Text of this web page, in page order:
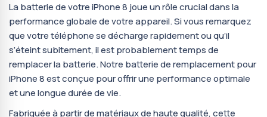
La batterie de votre iPhone 8 joue un rôle crucial dans la
performance globale de votre appareil. Si vous remarquez
que votre téléphone se décharge rapidement ou qu’il
s’éteint subitement, il est probablement temps de
remplacer la batterie. Notre batterie de remplacement pour
iPhone 8 est conçue pour offrir une performance optimale
et une longue durée de vie.
Fabriquée à partir de matériaux de haute qualité, cette